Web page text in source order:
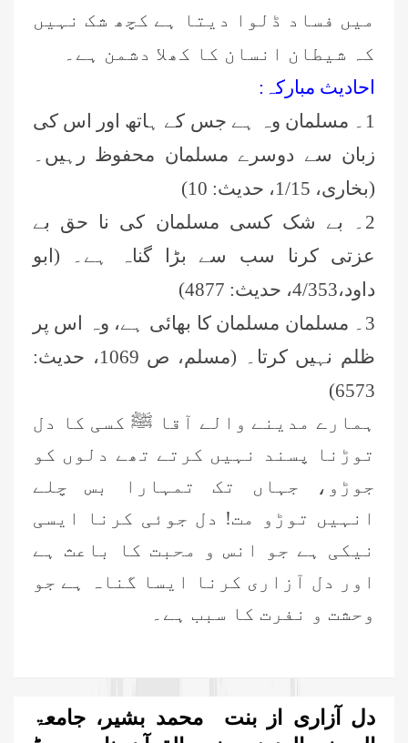
میں فساد ڈلوا دیتا ہے کچھ شک نہیں
کہ شیطان انسان کا کھلا دشمن ہے۔
احادیث مبارکہ:
1۔ مسلمان وہ ہے جس کے ہاتھ اور اس کی
زبان سے دوسرے مسلمان محفوظ رہیں۔
(بخاری، 1/15، حدیث: 10)
2۔ بے شک کسی مسلمان کی نا حق بے
عزتی کرنا سب سے بڑا گناہ ہے۔ (ابو
داود،4/353، حدیث: 4877)
3۔ مسلمان مسلمان کا بھائی ہے، وہ اس پر
ظلم نہیں کرتا۔ (مسلم، ص 1069، حدیث:
6573)
ہمارے مدینے والے آقا ﷺ کسی کا دل
توڑنا پسند نہیں کرتے تھے دلوں کو
جوڑو، جہاں تک تمہارا بس چلے
انہیں توڑو مت! دل جوئی کرنا ایسی
نیکی ہے جو انس و محبت کا باعث ہے
اور دل آزاری کرنا ایسا گناہ ہے جو
وحشت و نفرت کا سبب ہے۔
دل آزاری از بنت محمد بشیر، جامعۃ